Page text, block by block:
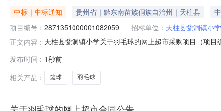
中标｜中标通知 贵州省｜黔东南苗族侗族自治州｜天柱县
项目编号： 2871351000001082059 招标单位： 天柱县瓮洞镇小学
正文内容： 天柱县瓮洞镇小学关于羽毛球的网上超市采购项目（项
政区划编码:522627项目所在行政区划名称:贵州省黔东
发布时间： 1秒前
相关产品：
篮球 羽毛球